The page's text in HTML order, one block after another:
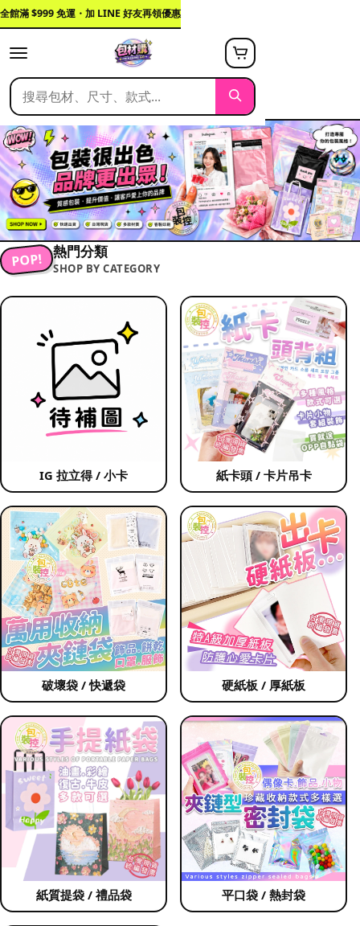
全館滿 $999 免運・加 LINE 好友再領優惠
POP! 熱門分類
SHOP BY CATEGORY
IG 拉立得 / 小卡 紙卡頭 / 卡片吊卡
破壞袋 / 快遞袋 硬紙板 / 厚紙板
紙質提袋 / 禮品袋 平口袋 / 熱封袋